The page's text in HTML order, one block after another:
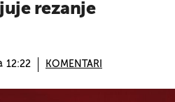
rezanje
12:22 KOMENTARI